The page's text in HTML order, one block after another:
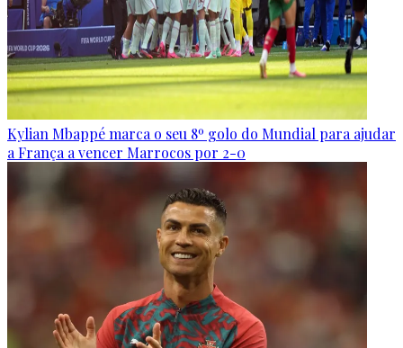
Kylian Mbappé marca o seu 8º golo do Mundial para ajudar
a França a vencer Marrocos por 2-0